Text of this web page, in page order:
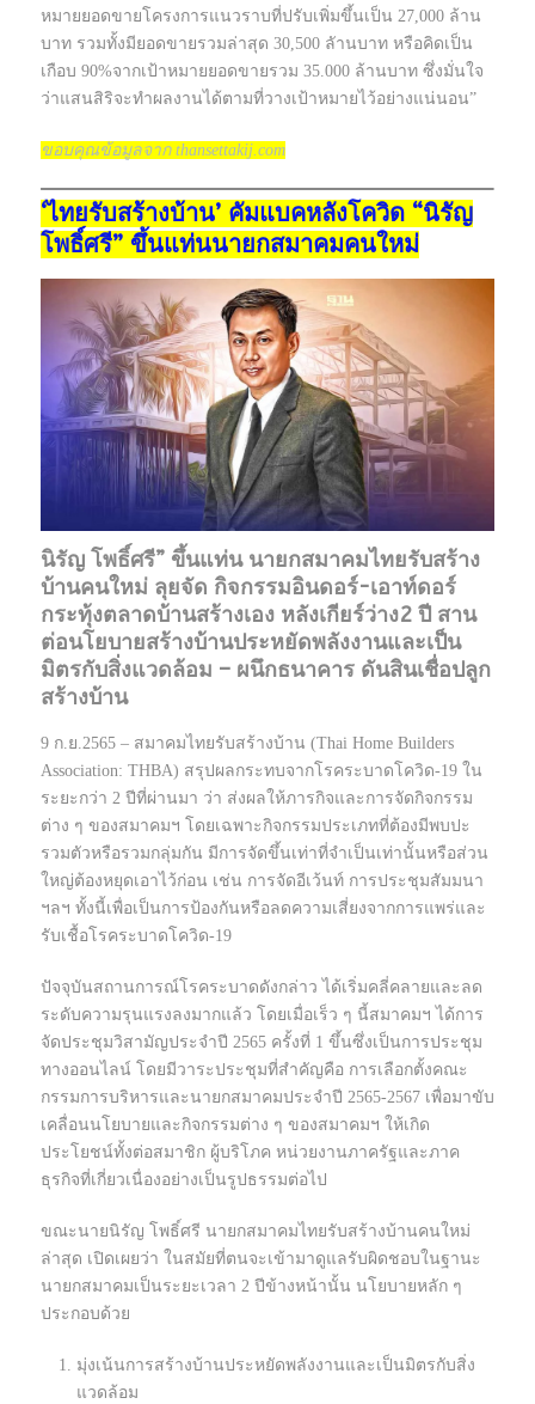
หมายยอดขายโครงการแนวราบที่ปรับเพิ่มขึ้นเป็น 27,000 ล้าน
บาท รวมทั้งมียอดขายรวมล่าสุด 30,500 ลัานบาท หรือคิดเป็น
เกือบ 90%จากเป้าหมายยอดขายรวม 35.000 ล้านบาท ซึ่งมั่นใจ
ว่าแสนสิริจะทำผลงานได้ตามที่วางเป้าหมายไว้อย่างแน่นอน”
ขอบคุณข้อมูลจาก thansettakij.com
‘ไทยรับสร้างบ้าน’ คัมแบคหลังโควิด “นิรัญ
โพธิ์ศรี” ขึ้นแท่นนายกสมาคมคนใหม่
นิรัญ โพธิ์ศรี” ขึ้นแท่น นายกสมาคมไทยรับสร้าง
บ้านคนใหม่ ลุยจัด กิจกรรมอินดอร์-เอาท์ดอร์
กระทุ้งตลาดบ้านสร้างเอง หลังเกียร์ว่าง2 ปี สาน
ต่อนโยบายสร้างบ้านประหยัดพลังงานและเป็น
มิตรกับสิ่งแวดล้อม – ผนึกธนาคาร ดันสินเชื่อปลูก
สร้างบ้าน
9 ก.ย.2565 – สมาคมไทยรับสร้างบ้าน (Thai Home Builders
Association: THBA) สรุปผลกระทบจากโรคระบาดโควิด-19 ใน
ระยะกว่า 2 ปีที่ผ่านมา ว่า ส่งผลให้ภารกิจและการจัดกิจกรรม
ต่าง ๆ ของสมาคมฯ โดยเฉพาะกิจกรรมประเภทที่ต้องมีพบปะ
รวมตัวหรือรวมกลุ่มกัน มีการจัดขึ้นเท่าที่จำเป็นเท่านั้นหรือส่วน
ใหญ่ต้องหยุดเอาไว้ก่อน เช่น การจัดอีเว้นท์ การประชุมสัมมนา
ฯลฯ ทั้งนี้เพื่อเป็นการป้องกันหรือลดความเสี่ยงจากการแพร่และ
รับเชื้อโรคระบาดโควิด-19
ปัจจุบันสถานการณ์โรคระบาดดังกล่าว ได้เริ่มคลี่คลายและลด
ระดับความรุนแรงลงมากแล้ว โดยเมื่อเร็ว ๆ นี้สมาคมฯ ได้การ
จัดประชุมวิสามัญประจำปี 2565 ครั้งที่ 1 ขึ้นซึ่งเป็นการประชุม
ทางออนไลน์ โดยมีวาระประชุมที่สำคัญคือ การเลือกตั้งคณะ
กรรมการบริหารและนายกสมาคมประจำปี 2565-2567 เพื่อมาขับ
เคลื่อนนโยบายและกิจกรรมต่าง ๆ ของสมาคมฯ ให้เกิด
ประโยชน์ทั้งต่อสมาชิก ผู้บริโภค หน่วยงานภาครัฐและภาค
ธุรกิจที่เกี่ยวเนื่องอย่างเป็นรูปธรรมต่อไป
ขณะนายนิรัญ โพธิ์ศรี นายกสมาคมไทยรับสร้างบ้านคนใหม่
ล่าสุด เปิดเผยว่า ในสมัยที่ตนจะเข้ามาดูแลรับผิดชอบในฐานะ
นายกสมาคมเป็นระยะเวลา 2 ปีข้างหน้านั้น นโยบายหลัก ๆ
ประกอบด้วย
มุ่งเน้นการสร้างบ้านประหยัดพลังงานและเป็นมิตรกับสิ่ง
แวดล้อม